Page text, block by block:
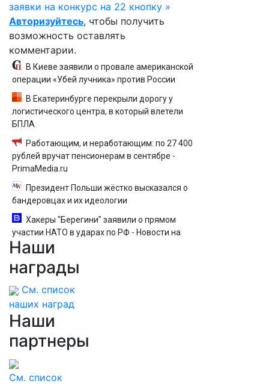
заявки на конкурс на 22 кнопку »
Авторизуйтесь, чтобы получить
возможность оставлять
комментарии.
В Киеве заявили о провале американской
операции «Убей лучника» против России
В Екатеринбурге перекрыли дорогу у
логистического центра, в который влетели
БПЛА
Работающим, и неработающим: по 27 400
рублей вручат пенсионерам в сентябре -
PrimaMedia.ru
Президент Польши жёстко высказался о
бандеровцах и их идеологии
Хакеры "Берегини" заявили о прямом
участии НАТО в ударах по РФ - Новости на
Вести.ru
Наши
награды
См. список
наших наград
Наши
партнеры
См. список